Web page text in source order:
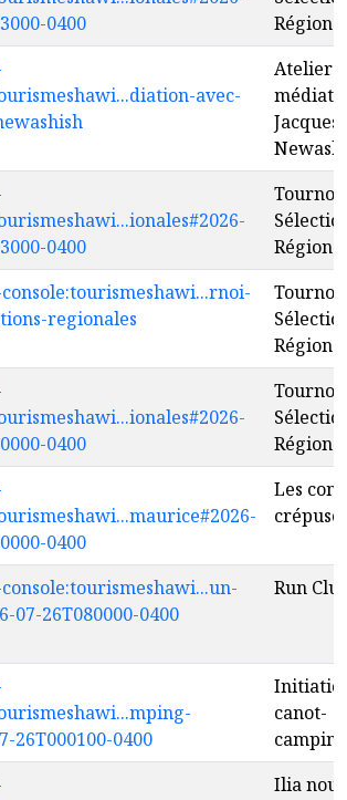
0400
avec-
Atelier
Jacques
0400
Tournoi
regionales
Tournoi
0400
Tournoi
0400
Les
07-26T080000-0400
Run
26T000100-0400
canot-
camping
Ilia